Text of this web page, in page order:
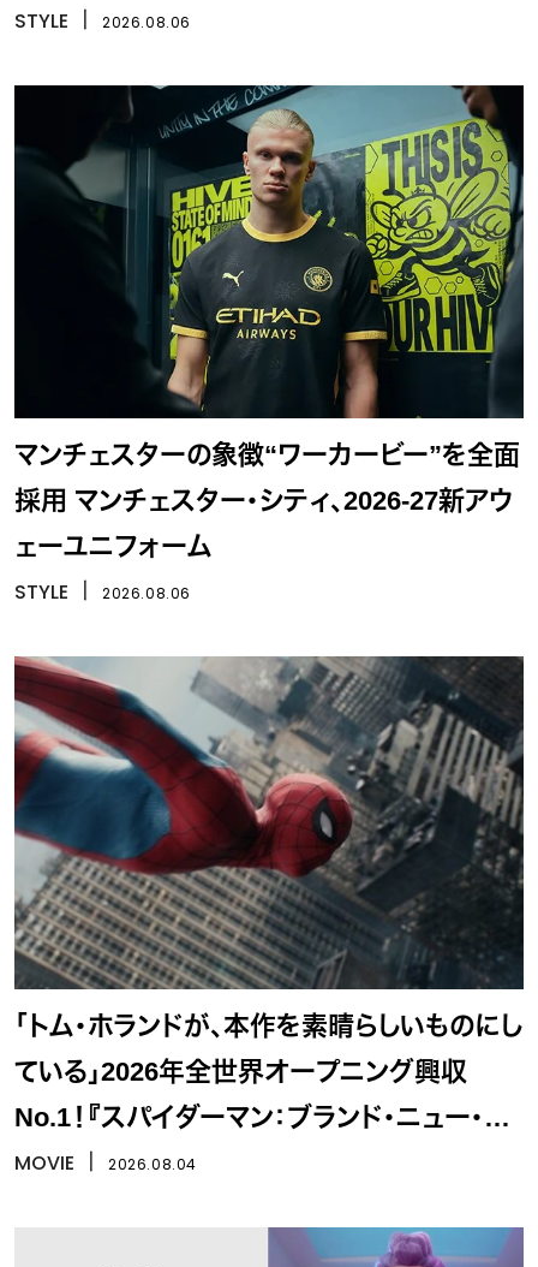
STYLE 2026.08.06
マンチェスターの象徴“ワーカービー”を全面
採用 マンチェスター・シティ、2026-27新アウ
ェーユニフォーム
STYLE 2026.08.06
「トム・ホランドが、本作を素晴らしいものにし
ている」2026年全世界オープニング興収
No.1！『スパイダーマン：ブランド・ニュー・デ
イ』
MOVIE 2026.08.04